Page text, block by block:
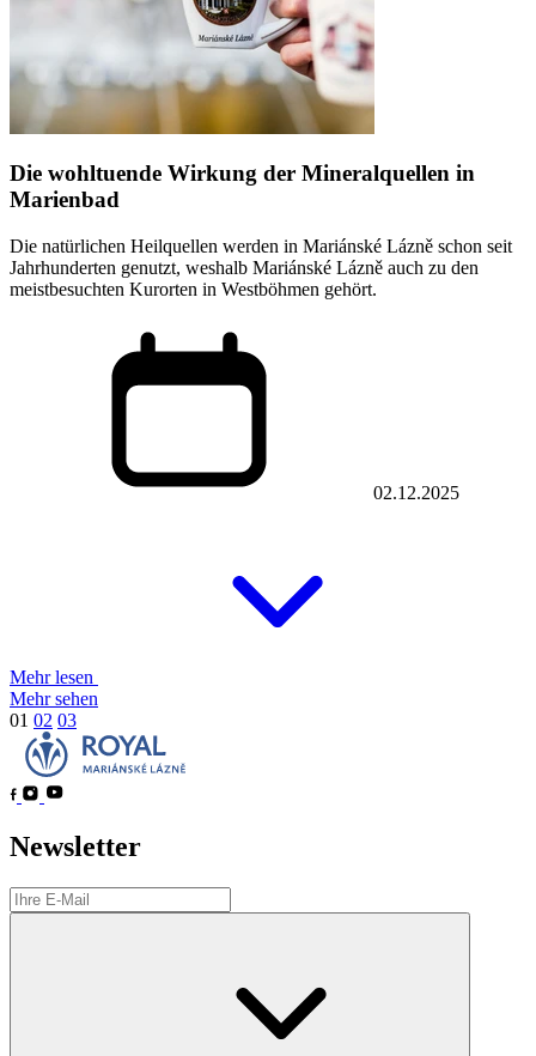
Die wohltuende Wirkung der Mineralquellen in
Marienbad
Die natürlichen Heilquellen werden in Mariánské Lázně schon seit
Jahrhunderten genutzt, weshalb Mariánské Lázně auch zu den
meistbesuchten Kurorten in Westböhmen gehört.
02.12.2025
Mehr lesen
Mehr sehen
01 02 03
Newsletter